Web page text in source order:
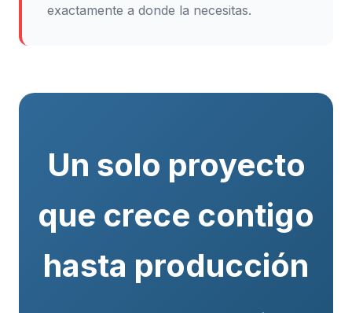
exactamente a donde la necesitas.
Un solo proyecto
que crece contigo
hasta producción